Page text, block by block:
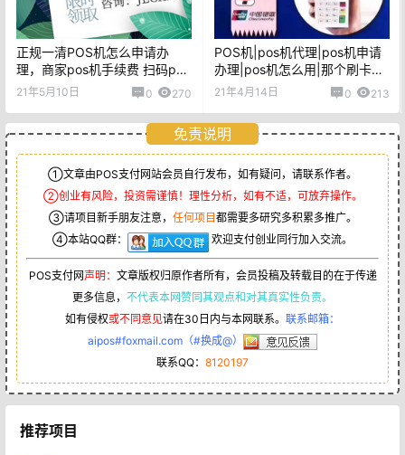
正规一清POS机怎么申请办
理，商家pos机手续费 扫码pos
机申请 pos机代理商正规一清
21年5月10日 0 270
POS机|pos机代理|pos机申请
办理|pos机怎么用|那个刷卡机
最好
21年4月14日 0 213
免责说明
①文章由POS支付网站会员自行发布，如有疑问，请联系作者。
②创业有风险，投资需谨慎！理性分析，如有不适，可放弃操作。
③请项目新手朋友注意， 任何项目 都需要多研究多积累多推广。
④本站QQ群：
欢迎支付创业同行加入交流。
POS支付网声明： 文章版权归原作者所有，会员投稿及转载目的在于传递
更多信息， 不代表本网赞同其观点和对其真实性负责。
如有侵权或不同意见请在30日内与本网联系。 联系邮箱：
aipos#foxmail.com（#换成@）
联系QQ： 8120197
推荐项目